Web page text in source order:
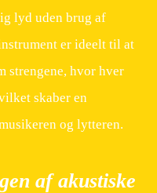
lyd uden brug af
er ideelt til at
strengene, hvor hver
skaber en
og lytteren.
af akustiske